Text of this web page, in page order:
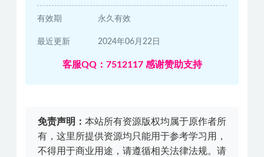
有效期 永久有效
最近更新 2024年06月22日
客服QQ：7512117 感谢赞助支持
免责声明： 本站所有资源版权均属于原作者所
有，这里所提供资源均只能用于参考学习用，
不得用于商业用途，请遵循相关法律法规。请